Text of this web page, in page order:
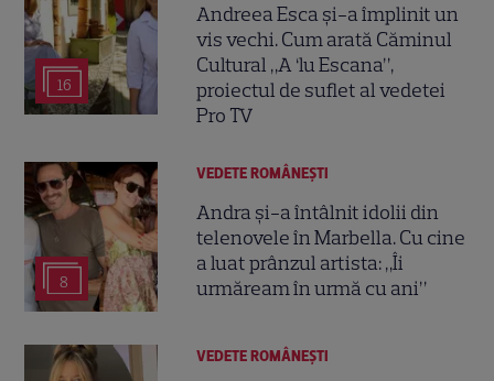
16
Andreea Esca și-a împlinit un
vis vechi. Cum arată Căminul
Cultural „A ‘lu Escana”,
proiectul de suflet al vedetei
Pro TV
8
VEDETE ROMÂNEŞTI
Andra și-a întâlnit idolii din
telenovele în Marbella. Cu cine
a luat prânzul artista: „Îi
urmăream în urmă cu ani”
VEDETE ROMÂNEŞTI